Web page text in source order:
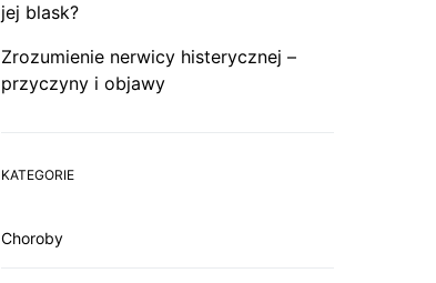
jej blask?
Zrozumienie nerwicy histerycznej –
przyczyny i objawy
KATEGORIE
Choroby